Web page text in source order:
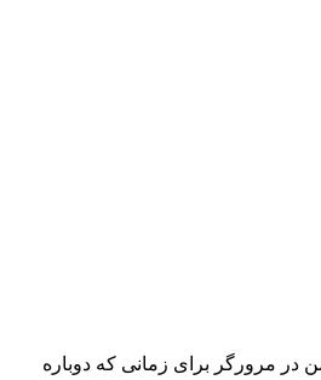
در مرورگر برای زمانی که دوباره